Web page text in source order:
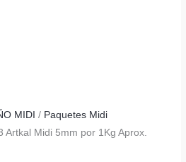
MIDI / Paquetes Midi
Artkal Midi 5mm por 1Kg Aprox.